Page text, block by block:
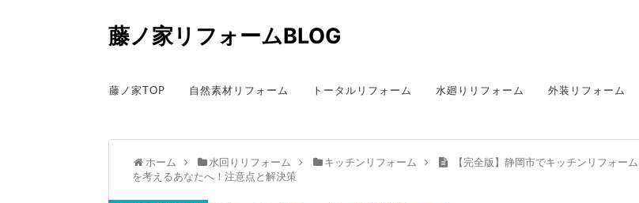
藤ノ家リフォームBLOG
藤ノ家TOP 自然素材リフォーム トータルリフォーム 水廻りリフォーム 外装リフォーム
ホーム 水回りリフォーム キッチンリフォーム
【完全版】静岡市でキッチンリフォーム
を考えるあなたへ！注意点と解決策